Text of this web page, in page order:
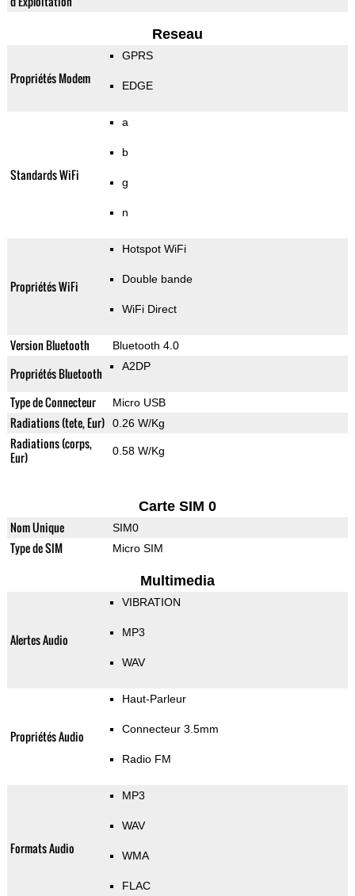
Reseau
Propriétés Modem
GPRS
EDGE
Standards WiFi
a
b
g
n
Propriétés WiFi
Hotspot WiFi
Double bande
WiFi Direct
Version Bluetooth Bluetooth 4.0
Propriétés Bluetooth A2DP
Type de Connecteur Micro USB
Radiations (tete, Eur) 0.26 W/Kg
Radiations (corps,
Eur)
0.58 W/Kg
Carte SIM 0
Nom Unique SIM0
Type de SIM Micro SIM
Multimedia
Alertes Audio
VIBRATION
MP3
WAV
Propriétés Audio
Haut-Parleur
Connecteur 3.5mm
Radio FM
Formats Audio
MP3
WAV
WMA
FLAC